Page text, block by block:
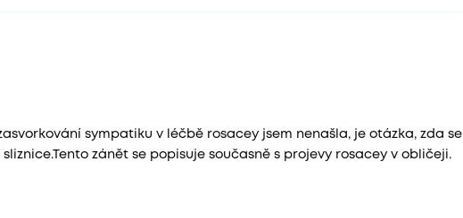
sympatiku v léčbě rosacey jsem nenašla, je otázka, zda se
zánět se popisuje současně s projevy rosacey v obličeji.